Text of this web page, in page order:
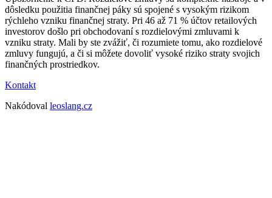
dôsledku použitia finančnej páky sú spojené s vysokým rizikom
rýchleho vzniku finančnej straty. Pri 46 až 71 % účtov retailových
investorov došlo pri obchodovaní s rozdielovými zmluvami k
vzniku straty. Mali by ste zvážiť, či rozumiete tomu, ako rozdielové
zmluvy fungujú, a či si môžete dovoliť vysoké riziko straty svojich
finančných prostriedkov.
Kontakt
Nakódoval leoslang.cz